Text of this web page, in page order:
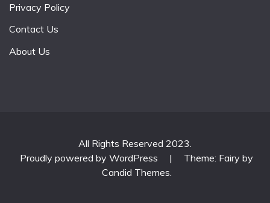
Privacy Policy
Contact Us
About Us
All Rights Reserved 2023.
Proudly powered by WordPress
|
Theme: Fairy by
Candid Themes